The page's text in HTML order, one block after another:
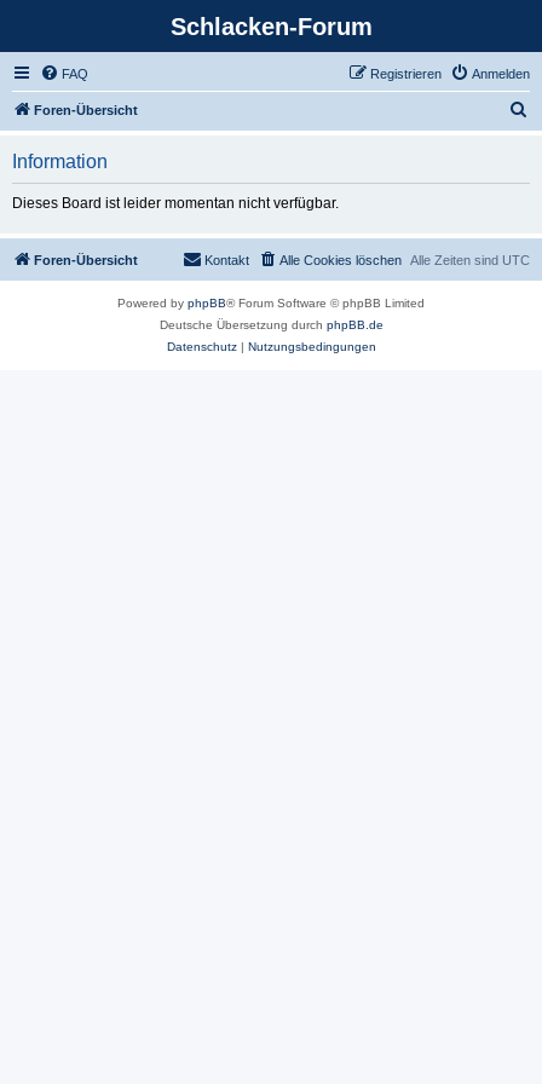
Schlacken-Forum
FAQ Anmelden
Registrieren
Foren-Übersicht
Information
Dieses Board ist leider momentan nicht verfügbar.
Foren-Übersicht Alle Zeiten sind UTC
Alle Cookies löschen
Kontakt
Powered by phpBB® Forum Software © phpBB Limited
Deutsche Übersetzung durch phpBB.de
Datenschutz| Nutzungsbedingungen